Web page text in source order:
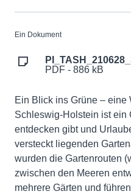
Ein Dokument
PDF - 886 kB
Ein Blick ins Grüne – eine
Schleswig-Holstein ist ein
entdecken gibt und
versteckt liegenden
wurden die Gartenrouten
zwischen den Meeren
mehrere Gärten und